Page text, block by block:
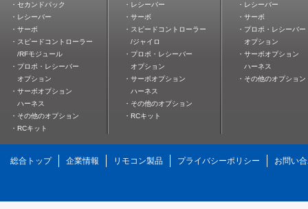
・セカンドパック
・レシーバー
・サーボ
・スピードコントローラー
/RFモジュール
・プロポ・レシーバー
オプション
・サーボオプション
ハーネス
・その他のオプション
・RCキット
・レシーバー
・サーボ
・スピードコントローラー
/ジャイロ
・プロポ・レシーバー
オプション
・サーボオプション
ハーネス
・その他のオプション
・RCキット
・レシーバー
・サーボ
・プロポ・レシーバー
オプション
・サーボオプション
ハーネス
・その他のオプション
総合トップ 企業情報 リモコン製品 プライバシーポリシー お問い